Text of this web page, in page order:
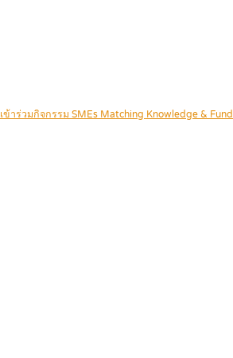
าร่วมกิจกรรม SMEs Matching Knowledge & Fund